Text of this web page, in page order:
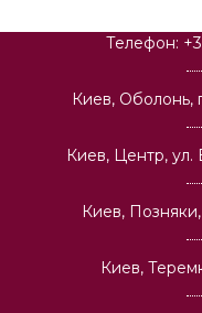
Телефон:
Киев,
Киев, Центр, ул.
Киев,
Киев,